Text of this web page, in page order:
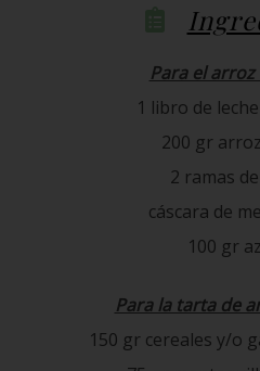
Para el
1 libro de
200 gr
2 ramas
cáscara de
100 gr
Para la tarta de
150 gr cereales y/o